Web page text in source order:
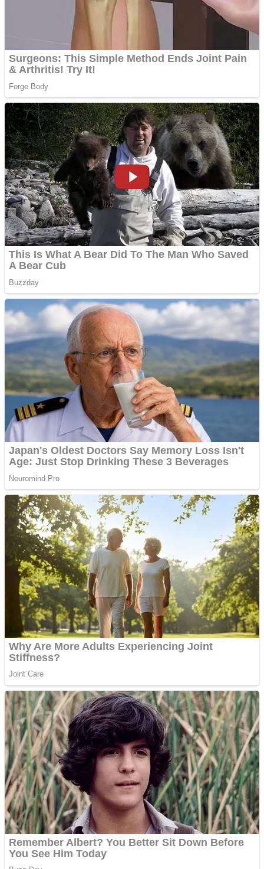
Ofera def între special
de publicitate de tip
Adsense
Pastorul Liviu Radu a
trecut la Domnul
abuz în serviciu
Covid-19: 755 de cazuri
noi în România
Răcitor de apă CW5000
pentru freze cu laser fără
metale
Răcitor de apă CW5000
pentru freze cu laser fără
metale
Cutit cositoare KUHN
Creez aplicatie
ANDROID pentru siteul
tau
Creez aplicatie
ANDROID pentru siteul
tau
Anuntul tau apare in mai
multe ziare online